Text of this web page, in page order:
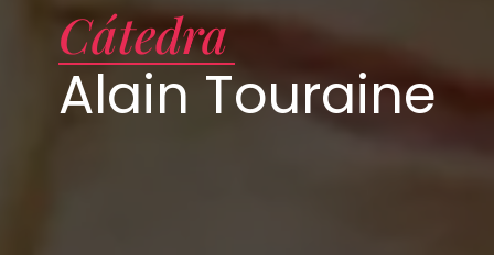
Cátedra
Alain Touraine